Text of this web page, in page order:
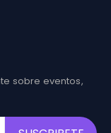
sobre eventos,